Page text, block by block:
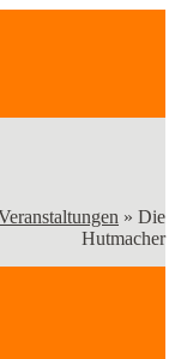
» Die
Hutmacher